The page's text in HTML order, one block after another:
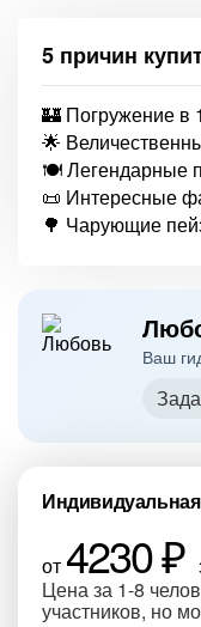
5 причин
🏰 Погружение в
🌟
🍽 Легендарные
📜 Интересные
🌳 Чарующие
Ваш
от 4230 ₽
Цена за 1-8
участников, но